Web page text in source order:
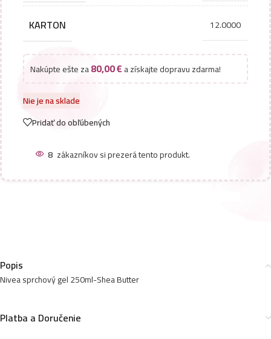
KARTON 12.0000
Nakúpte ešte za80,00€a získajte dopravu zdarma!
Nie je na sklade
Pridať do obľúbených
8 zákazníkov si prezerá tento produkt.
Popis
Nivea sprchový gel 250ml-Shea Butter
Platba a Doručenie